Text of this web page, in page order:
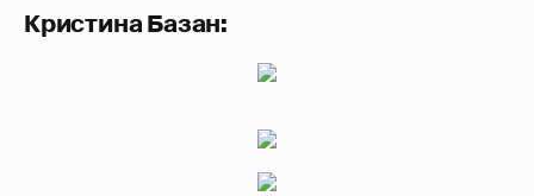
Кристина Базан: